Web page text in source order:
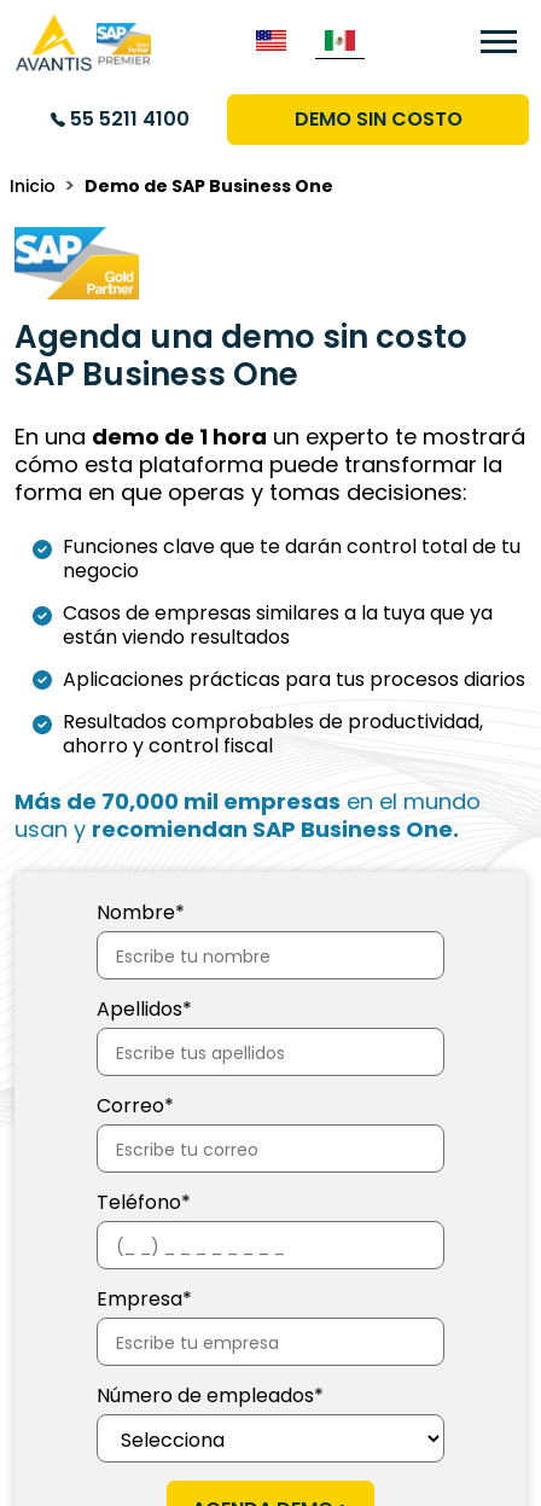
55 5211 4100 DEMO SIN COSTO
Seleccione su idioma
Inicio Demo de SAP Business One
Agenda una demo sin costo
SAP Business One
En una demo de 1 hora un experto te mostrará
cómo esta plataforma puede transformar la
forma en que operas y tomas decisiones:
Funciones clave que te darán control total de tu
negocio
Casos de empresas similares a la tuya que ya
están viendo resultados
Aplicaciones prácticas para tus procesos diarios
Resultados comprobables de productividad,
ahorro y control fiscal
Más de 70,000 mil empresas en el mundo
usan y recomiendan SAP Business One.
Nombre*
Apellidos*
Correo*
Teléfono*
Empresa*
Número de empleados*